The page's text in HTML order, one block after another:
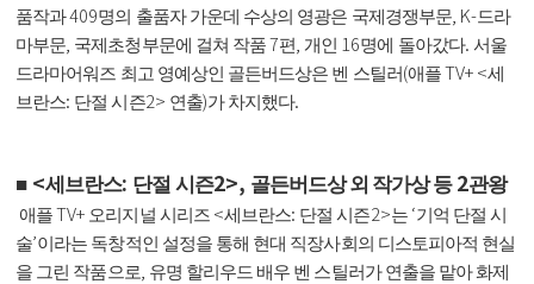
품작과409명의 출품자 가운데 수상의 영광은 국제경쟁부문, K-드라
마부문 국제초청부문에 걸쳐 작품7편 개인 16명에 돌아갔다. 서울
드라마어워즈 최고 영예상인 골든버드상은 벤 스틸러(애플TV+ <세
브란스: 단절 시즌2> 연출)가 차지했다.
■ <세브란스: 단절 시즌2>, 골든버드상 외 작가상 등 2관왕
애플TV+ 오리지널 시리즈 <세브란스: 단절 시즌2>는 ‘기억 단절 시
술’이라는 독창적인 설정을 통해 현대 직장사회의 디스토피아적 현실
을 그린 작품으로 유명 할리우드 배우 벤 스틸러가 연출을 맡아 화제